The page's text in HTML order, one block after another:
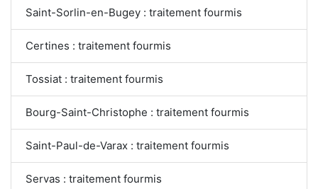
Saint-Sorlin-en-Bugey : traitement fourmis
Certines : traitement fourmis
Tossiat : traitement fourmis
Bourg-Saint-Christophe : traitement fourmis
Saint-Paul-de-Varax : traitement fourmis
Servas : traitement fourmis